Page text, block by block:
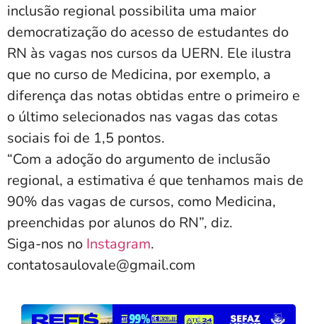
inclusão regional possibilita uma maior
democratização do acesso de estudantes do
RN às vagas nos cursos da UERN. Ele ilustra
que no curso de Medicina, por exemplo, a
diferença das notas obtidas entre o primeiro e
o último selecionados nas vagas das cotas
sociais foi de 1,5 pontos.
“Com a adoção do argumento de inclusão
regional, a estimativa é que tenhamos mais de
90% das vagas de cursos, como Medicina,
preenchidas por alunos do RN”, diz.
Siga-nos no Instagram.
contatosaulovale@gmail.com